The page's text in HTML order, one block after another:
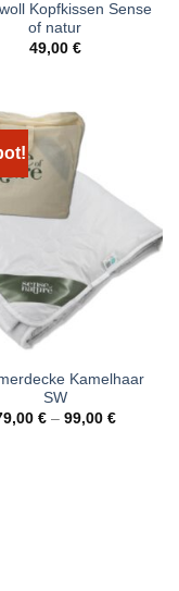
Kopfkissen Sense
of natur
49,00 €
Kamelhaar
SW
€– 99,00 €